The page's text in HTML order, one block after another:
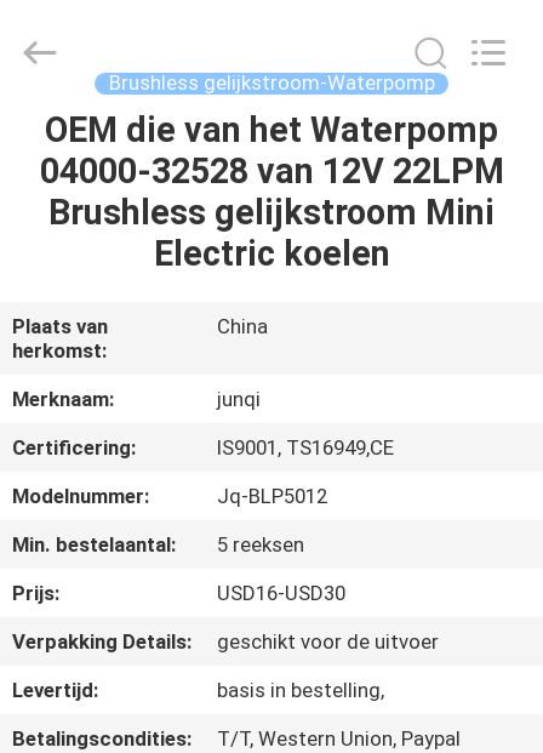
THUIS
PRODUCTEN
ONS
FABRIEKSTOCHT
KWALITEITSCONTROLE
NEEM
CONTACT
MET
ONS
OP
International
Trade
Reserved.
Brushless gelijkstroom-Waterpomp
OEM die van het Waterpomp
04000-32528 van 12V 22LPM
Brushless gelijkstroom Mini
Electric koelen
Plaats van
herkomst:
China
Merknaam:
junqi
Certificering:
IS9001, TS16949,CE
Modelnummer:
Jq-BLP5012
Min. bestelaantal:
5 reeksen
Prijs:
USD16-USD30
Verpakking Details:
geschikt voor de uitvoer
Levertijd:
basis in bestelling,
Betalingscondities:
T/T, Western Union, Paypal